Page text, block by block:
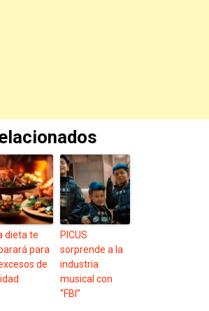
dieta te
para
de
PICUS
sorprende a la
industria
musical con
“FBI”